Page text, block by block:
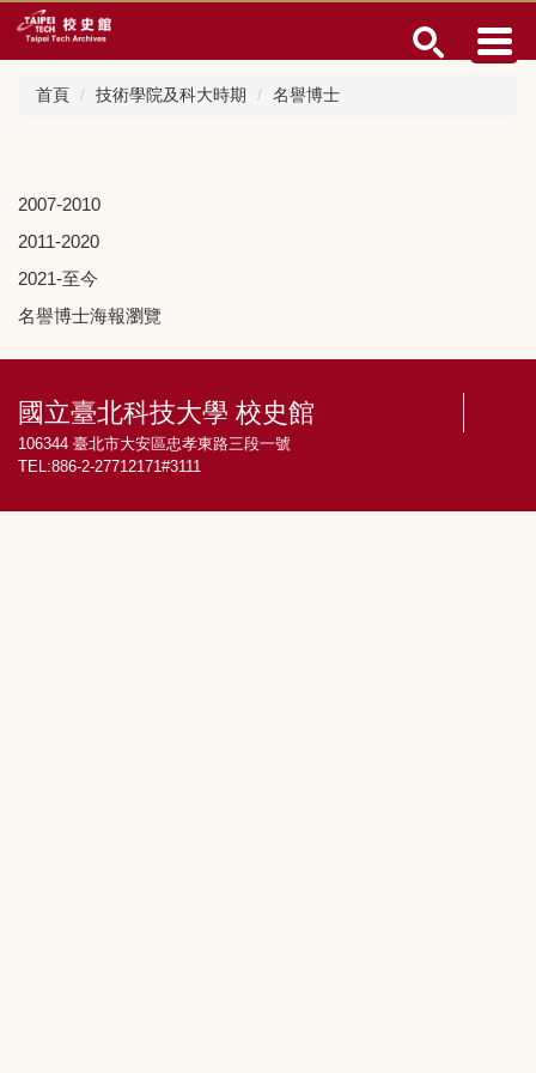
跳
到
首頁 技術學院及科大時期 名譽博士
2007-2010
2011-2020
2021-至今
名譽博士海報瀏覽
國立臺北科技大學 校史館
106344 臺北市大安區忠孝東路三段一號
TEL:886-2-27712171#3111